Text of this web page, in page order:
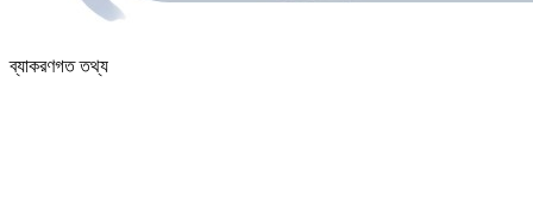
ব্যাকরণগত তথ্য